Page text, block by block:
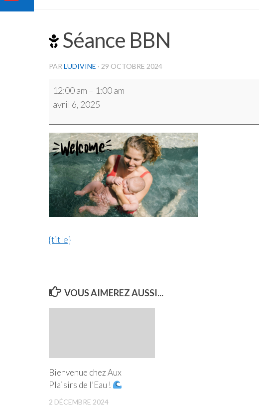
Séance BBN
PAR LUDIVINE · 29 OCTOBRE 2024
Séance
BBN
12:00 am – 1:00 am
avril 6, 2025
{title}
VOUS AIMEREZ AUSSI...
Bienvenue chez Aux
Plaisirs de l’Eau !
2 DÉCEMBRE 2024